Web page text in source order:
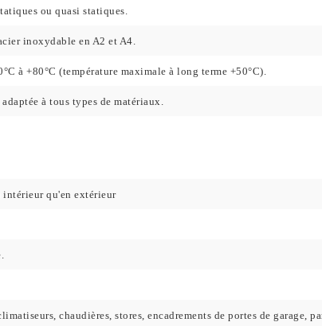
ou quasi statiques.
inoxydable en A2 et A4.
à +80°C (température maximale à long terme +50°C).
à tous types de matériaux.
intérieur qu'en extérieur
chaudières, stores, encadrements de portes de garage,